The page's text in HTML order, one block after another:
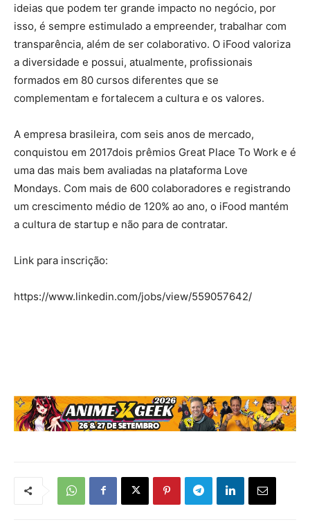
ideias que podem ter grande impacto no negócio, por
isso, é sempre estimulado a empreender, trabalhar com
transparência, além de ser colaborativo. O iFood valoriza
a diversidade e possui, atualmente, profissionais
formados em 80 cursos diferentes que se
complementam e fortalecem a cultura e os valores.
A empresa brasileira, com seis anos de mercado,
conquistou em 2017dois prêmios Great Place To Work e é
uma das mais bem avaliadas na plataforma Love
Mondays. Com mais de 600 colaboradores e registrando
um crescimento médio de 120% ao ano, o iFood mantém
a cultura de startup e não para de contratar.
Link para inscrição:
https://www.linkedin.com/jobs/view/559057642/